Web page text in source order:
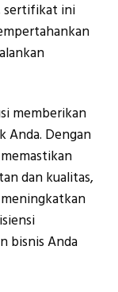
sertifikat ini
memberikan
Anda. Dengan
dan kualitas,
bisnis Anda